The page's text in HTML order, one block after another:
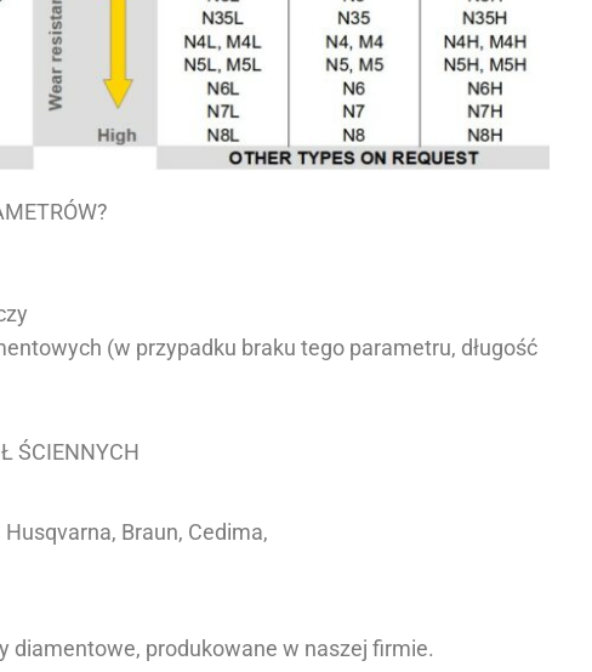
(w przypadku braku tego parametru, długość
ŚCIENNYCH
Braun, Cedima,
produkowane w naszej firmie.